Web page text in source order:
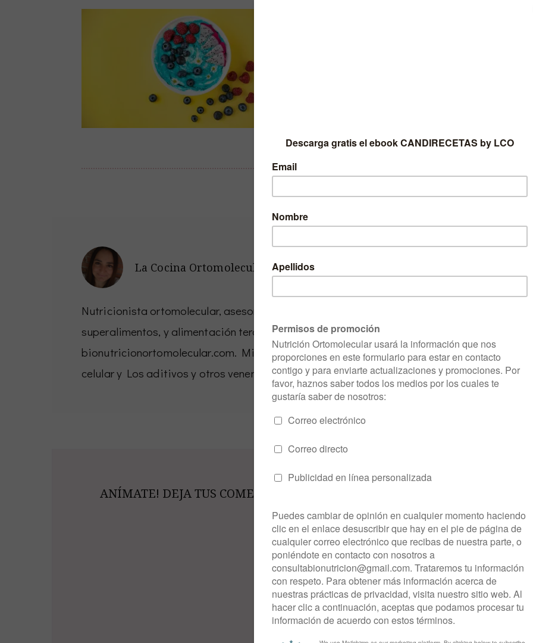
La Cocina Ortomolecular
Nutricionista ortomolecular, asesora en alimentación sana y natural,
superalimentos, y alimentación terapéutica. Autora de este blog y de
bionutricionortomolecular.com. Mis libros: La dieta de la bionutrición
celular y Los aditivos y otros venenos, ¿necesarios? (Mandala Ediciones)
ANÍMATE! DEJA TUS COMENTARIOS AQUÍ: